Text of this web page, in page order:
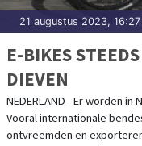
21 augustus 2023,
E-BIKES
DIEVEN
NEDERLAND - Er worden
Vooral internationale
ontvreemden en